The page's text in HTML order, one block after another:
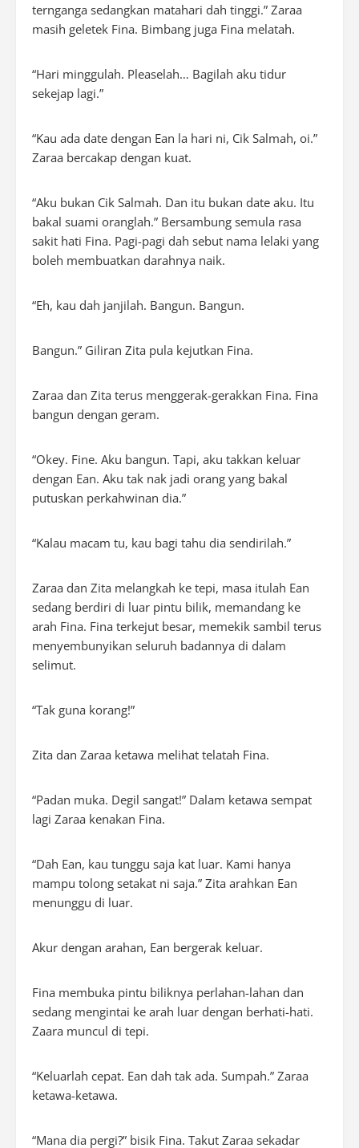
ternganga sedangkan matahari dah tinggi.” Zaraa
masih geletek Fina. Bimbang juga Fina melatah.
“Hari minggulah. Pleaselah… Bagilah aku tidur
sekejap lagi.”
“Kau ada date dengan Ean la hari ni, Cik Salmah, oi.”
Zaraa bercakap dengan kuat.
“Aku bukan Cik Salmah. Dan itu bukan date aku. Itu
bakal suami oranglah.” Bersambung semula rasa
sakit hati Fina. Pagi-pagi dah sebut nama lelaki yang
boleh membuatkan darahnya naik.
“Eh, kau dah janjilah. Bangun. Bangun.
Bangun.” Giliran Zita pula kejutkan Fina.
Zaraa dan Zita terus menggerak-gerakkan Fina. Fina
bangun dengan geram.
“Okey. Fine. Aku bangun. Tapi, aku takkan keluar
dengan Ean. Aku tak nak jadi orang yang bakal
putuskan perkahwinan dia.”
“Kalau macam tu, kau bagi tahu dia sendirilah.”
Zaraa dan Zita melangkah ke tepi, masa itulah Ean
sedang berdiri di luar pintu bilik, memandang ke
arah Fina. Fina terkejut besar, memekik sambil terus
menyembunyikan seluruh badannya di dalam
selimut.
“Tak guna korang!”
Zita dan Zaraa ketawa melihat telatah Fina.
“Padan muka. Degil sangat!” Dalam ketawa sempat
lagi Zaraa kenakan Fina.
“Dah Ean, kau tunggu saja kat luar. Kami hanya
mampu tolong setakat ni saja.” Zita arahkan Ean
menunggu di luar.
Akur dengan arahan, Ean bergerak keluar.
Fina membuka pintu biliknya perlahan-lahan dan
sedang mengintai ke arah luar dengan berhati-hati.
Zaara muncul di tepi.
“Keluarlah cepat. Ean dah tak ada. Sumpah.” Zaraa
ketawa-ketawa.
“Mana dia pergi?” bisik Fina. Takut Zaraa sekadar